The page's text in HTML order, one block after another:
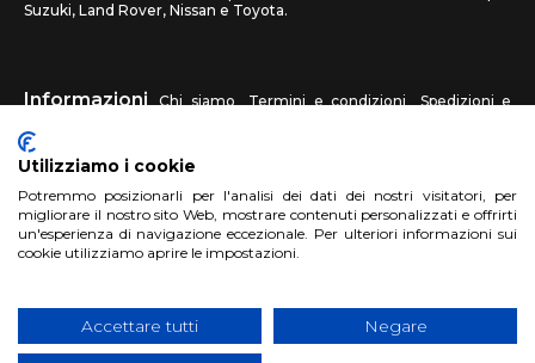
Suzuki, Land Rover, Nissan e Toyota.
Informazioni Chi siamo Termini e condizioni
Spedizioni e
recessi
HM4X4 FAQ Centri assistenza Invia una foto
Account Registrati Accedi
Utilizziamo i cookie
Potremmo posizionarli per l'analisi dei dati dei nostri visitatori, per
migliorare il nostro sito Web, mostrare contenuti personalizzati e offrirti
un'esperienza di navigazione eccezionale. Per ulteriori informazioni sui
cookie utilizziamo aprire le impostazioni.
Accettare tutti Negare